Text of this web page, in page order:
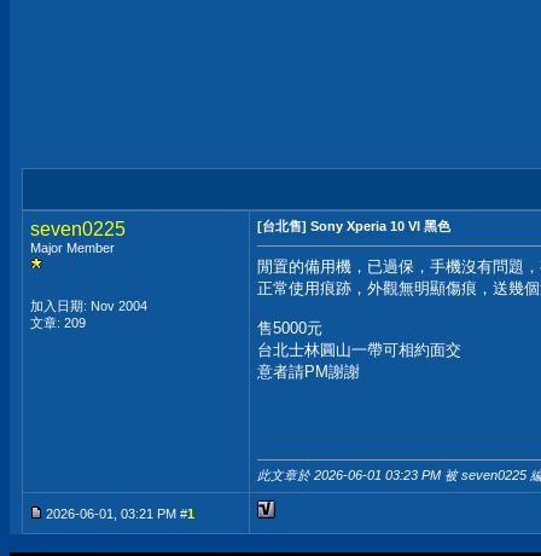
seven0225
Major Member
加入日期: Nov 2004
文章: 209
[台北售] Sony Xperia 10 VI 黑色
閒置的備用機，已過保，手機沒有問題
正常使用痕跡，外觀無明顯傷痕，送幾
售5000元
台北士林圓山一帶可相約面交
意者請PM謝謝
此文章於 2026-06-01 03:23 PM 被 seven0225
2026-06-01, 03:21 PM #1